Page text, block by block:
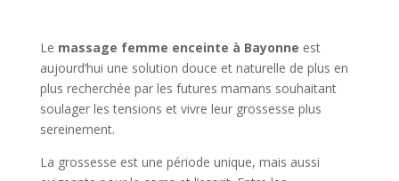
Le massage femme enceinte à Bayonne est
aujourd’hui une solution douce et naturelle de plus en
plus recherchée par les futures mamans souhaitant
soulager les tensions et vivre leur grossesse plus
sereinement.
La grossesse est une période unique, mais aussi